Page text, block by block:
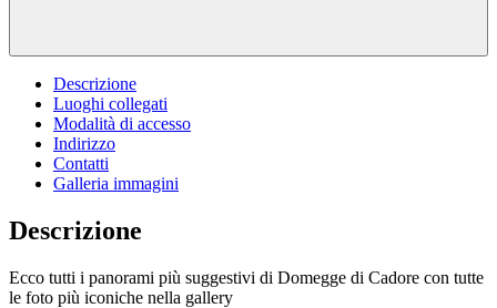
Descrizione
Luoghi collegati
Modalità di accesso
Indirizzo
Contatti
Galleria immagini
Descrizione
Ecco tutti i panorami più suggestivi di Domegge di Cadore con tutte
le foto più iconiche nella gallery